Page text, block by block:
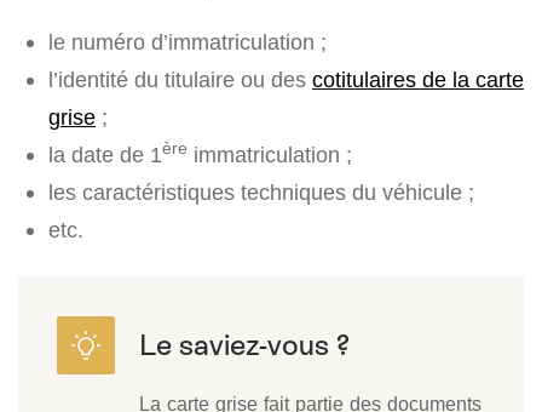
le numéro d’immatriculation ;
l’identité du titulaire ou des cotitulaires de la carte
grise ;
la date de 1ère immatriculation ;
les caractéristiques techniques du véhicule ;
etc.
La carte grise fait partie des documents